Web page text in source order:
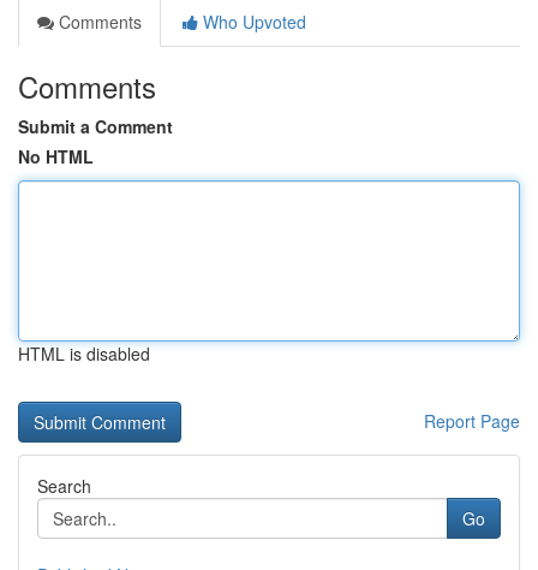
Comments
Who Upvoted
Comments
Submit a Comment
No HTML
HTML is disabled
Report Page
Search
Go